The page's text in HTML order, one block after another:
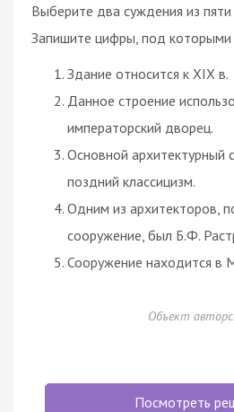
Выберите два суждения из
Запишите цифры, под которыми
Здание относится к XIX в.
Данное строение
императорский дворец.
Основной архитектурный
поздний классицизм.
Одним из архитекторов,
сооружение, был Б.Ф.
Сооружение находится в
Объект
Посмотреть